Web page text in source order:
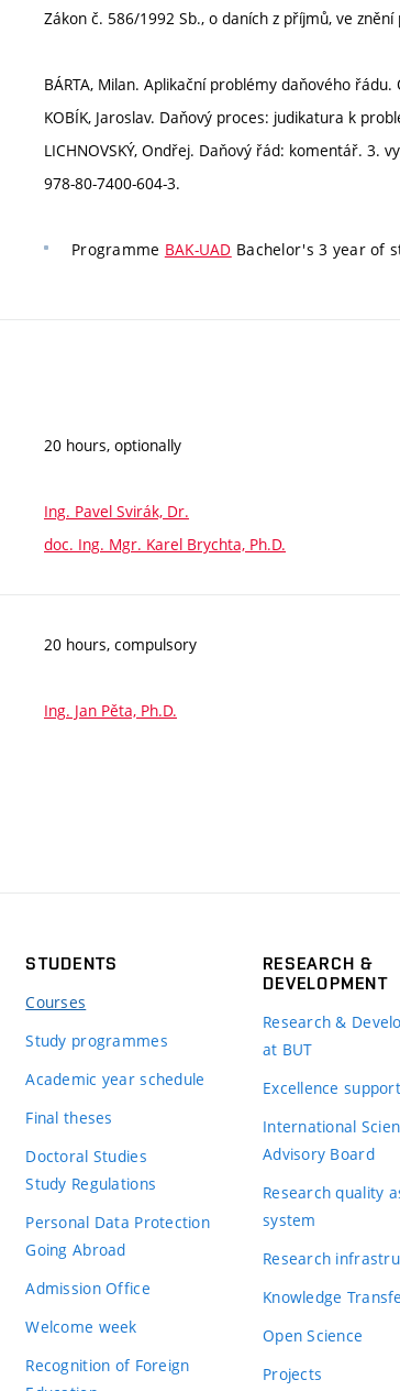
Zákon č. 586/1992 Sb., o daních z příjmů, ve
BÁRTA, Milan. Aplikační problémy daňového
KOBÍK, Jaroslav. Daňový proces: judikatura k
LICHNOVSKÝ, Ondřej. Daňový řád: komentář. 3.
978-80-7400-604-3.
Programme BAK-UAD Bachelor's 3 year of
20 hours, optionally
Ing. Pavel Svirák, Dr.
doc. Ing. Mgr. Karel Brychta, Ph.D.
20 hours, compulsory
Ing. Jan Pěta, Ph.D.
STUDENTS
Courses
Study programmes
Academic year schedule
Final theses
Doctoral Studies
Study Regulations
Personal Data Protection
Going Abroad
Admission Office
Welcome week
Recognition of Foreign
RESEARCH &
DEVELOPMENT
Research &
at BUT
Excellence support
International
Advisory Board
Research quality
system
Research
Knowledge
Open Science
Projects